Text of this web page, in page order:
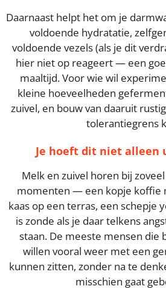
Daarnaast helpt het om je
voldoende hydratatie,
voldoende vezels (als je dit
hier niet op reageert — een
maaltijd. Voor wie wil
kleine hoeveelheden
zuivel, en bouw van daaruit
tolerantiegrens
Je hoeft dit niet alleen
Melk en zuivel horen bij
momenten — een kopje koffie
kaas op een terras, een schepje
is zonde als je daar telkens
staan. De meeste mensen die
willen vooral weer met een
kunnen zitten, zonder na te
misschien gaat